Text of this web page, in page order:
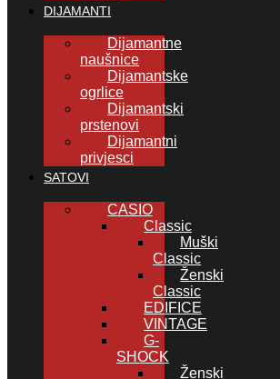
DIJAMANTI
Dijamantne
naušnice
Dijamantske
ogrlice
Dijamantski
prstenovi
Dijamantni
privjesci
SATOVI
CASIO
Classic
Muški
Classic
Ženski
Classic
EDIFICE
VINTAGE
G-
SHOCK
Ženski